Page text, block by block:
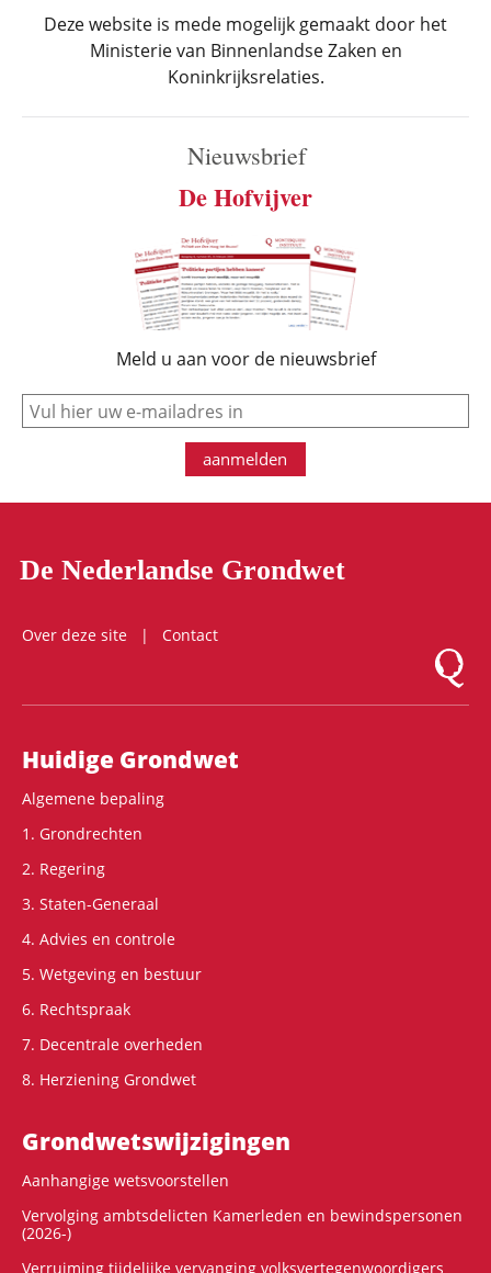
Deze website is mede mogelijk gemaakt door het
Ministerie van Binnenlandse Zaken en
Koninkrijksrelaties.
Nieuwsbrief
De Hofvijver
Meld u aan voor de nieuwsbrief
e-mail
aanmelden
De Nederlandse Grondwet
Over deze site
Contact
Logo
Hoofdnavigatie
Huidige Grondwet
Algemene bepaling
1. Grondrechten
2. Regering
3. Staten-Generaal
4. Advies en controle
5. Wetgeving en bestuur
6. Rechtspraak
7. Decentrale overheden
8. Herziening Grondwet
Grondwets­wijzigingen
Aanhangige wetsvoorstellen
Vervolging ambtsdelicten Kamerleden en bewindspersonen
(2026-)
Verruiming tijdelijke vervanging volksvertegenwoordigers